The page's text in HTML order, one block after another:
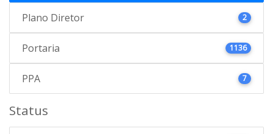
Plano Diretor 2
Portaria 1136
PPA 7
Status